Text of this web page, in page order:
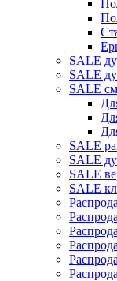
SALE
SALE
SALE
SALE
SALE
SALE
SALE